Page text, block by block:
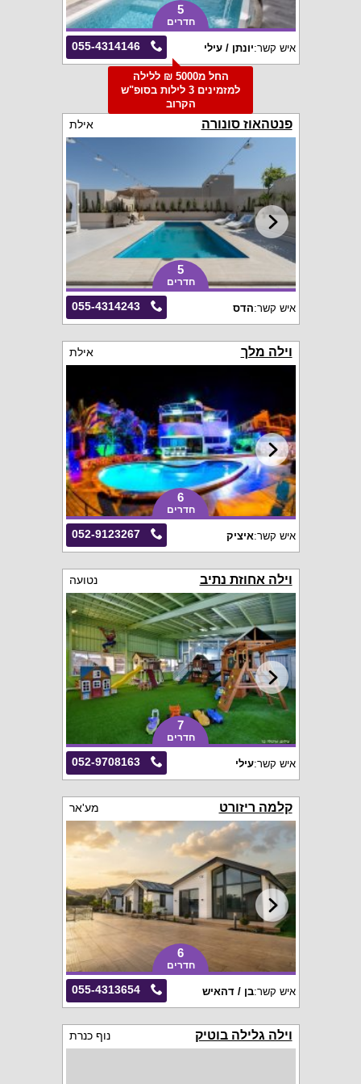
5
חדרים
055-4314146 איש קשר:יונתן / עילי
החל מ5000 ₪ ללילה
למזמינים 3 לילות בסופ"ש
הקרוב
פנטהאוז סונורה אילת
5
חדרים
055-4314243 איש קשר:הדס
וילה מלך אילת
6
חדרים
052-9123267 איש קשר:איציק
וילה אחוזת נתיב נטועה
7
חדרים
052-9708163 איש קשר:עילי
קלמה ריזורט מע'אר
6
חדרים
055-4313654 איש קשר:בן / דהאיש
וילה גלילה בוטיק נוף כנרת